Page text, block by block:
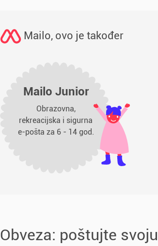
Mailo, ovo je također
Mailo Junior
Obrazovna,
rekreacijska i sigurna
e-pošta za 6 - 14 god.
Obveza: poštujte